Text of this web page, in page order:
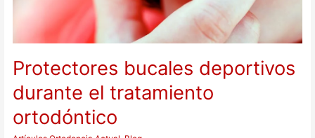
Protectores bucales deportivos
durante el tratamiento
ortodóntico